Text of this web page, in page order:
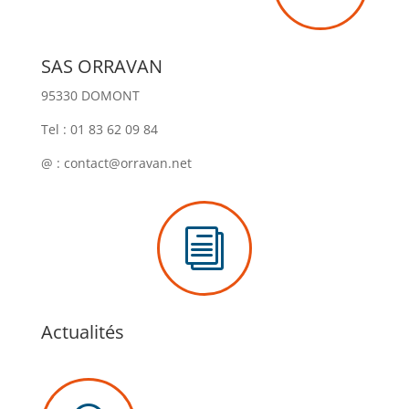
SAS ORRAVAN
95330 DOMONT
Tel : 01 83 62 09 84
@ : contact@orravan.net
i
Actualités